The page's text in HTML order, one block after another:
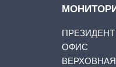
ПРЕЗИДЕНТ
ОФИС
ВЕРХОВНАЯ